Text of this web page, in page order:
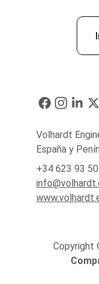
Volhardt
España y
+34 623 93
Copyright